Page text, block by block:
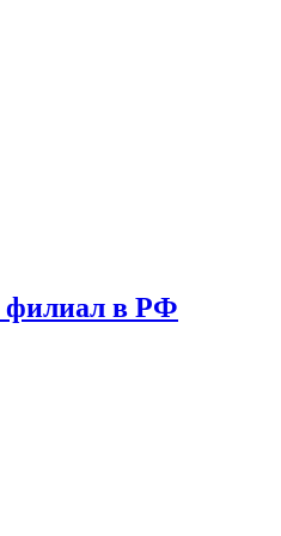
филиал в РФ